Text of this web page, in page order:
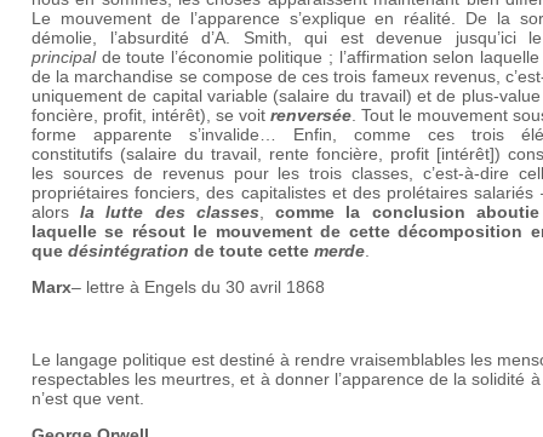
Le mouvement de l’apparence s’explique en réalité. De la
démolie, l’absurdité d’A. Smith, qui est devenue jusqu’ici
principalde toute l’économie politique ; l’affirmation selon
de la marchandise se compose de ces trois fameux revenus,
uniquement de capital variable (salaire du travail) et de plus-
foncière, profit, intérêt), se voit renversée . Tout le mouvement
forme apparente s’invalide… Enfin, comme ces trois
constitutifs (salaire du travail, rente foncière, profit [intérêt])
les sources de revenus pour les trois classes, c’est-à-dire
propriétaires fonciers, des capitalistes et des prolétaires salariés
alorsla lutte des classes,comme la conclusion
laquelle se résout le mouvement de cette décomposition
que désintégration de toute cette merde
Marx– lettre à Engels du 30 avril 1868
Le langage politique est destiné à rendre vraisemblables les
respectables les meurtres, et à donner l’apparence de la solidité
n’est que vent.